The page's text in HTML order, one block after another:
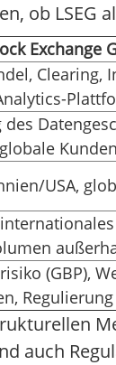
ob LSEG
Exchange
Clearing,
des
USA,
(GBP),
auch